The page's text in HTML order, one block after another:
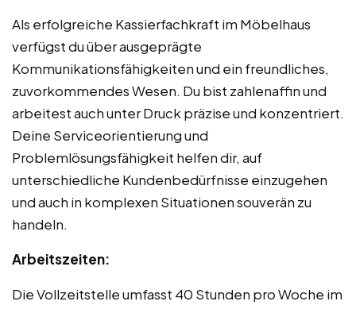
Als erfolgreiche Kassierfachkraft im Möbelhaus
verfügst du über ausgeprägte
Kommunikationsfähigkeiten und ein freundliches,
zuvorkommendes Wesen. Du bist zahlenaffin und
arbeitest auch unter Druck präzise und konzentriert.
Deine Serviceorientierung und
Problemlösungsfähigkeit helfen dir, auf
unterschiedliche Kundenbedürfnisse einzugehen
und auch in komplexen Situationen souverän zu
handeln.
Arbeitszeiten:
Die Vollzeitstelle umfasst 40 Stunden pro Woche im